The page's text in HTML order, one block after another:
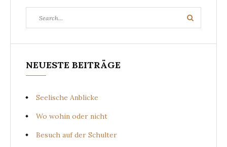
for:
Search
NEUESTE BEITRÄGE
Seelische Anblicke
Wo wohin oder nicht
Besuch auf der Schulter